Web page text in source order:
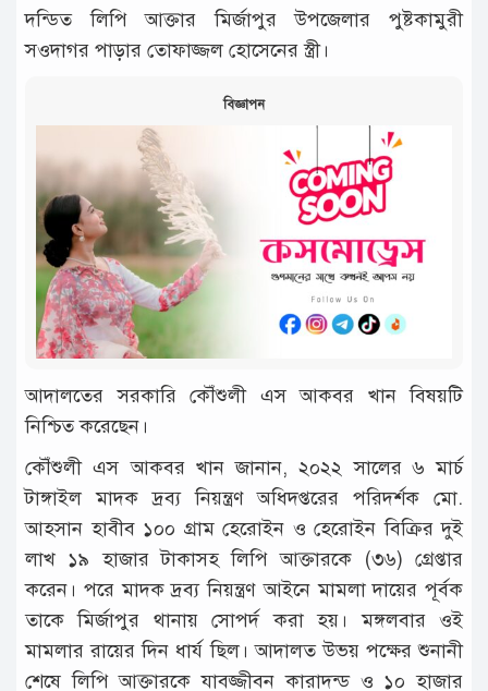
দন্ডিত লিপি আক্তার মির্জাপুর উপজেলার পুষ্টকামুরী
সওদাগর পাড়ার তোফাজ্জল হোসেনের স্ত্রী।
বিজ্ঞাপন
আদালতের সরকারি কৌঁশুলী এস আকবর খান বিষয়টি
নিশ্চিত করেছেন।
কৌঁশুলী এস আকবর খান জানান, ২০২২ সালের ৬ মার্চ
টাঙ্গাইল মাদক দ্রব্য নিয়ন্ত্রণ অধিদপ্তরের পরিদর্শক মো.
আহসান হাবীব ১০০ গ্রাম হেরোইন ও হেরোইন বিক্রির দুই
লাখ ১৯ হাজার টাকাসহ লিপি আক্তারকে (৩৬) গ্রেপ্তার
করেন। পরে মাদক দ্রব্য নিয়ন্ত্রণ আইনে মামলা দায়ের পূর্বক
তাকে মির্জাপুর থানায় সোপর্দ করা হয়। মঙ্গলবার ওই
মামলার রায়ের দিন ধার্য ছিল। আদালত উভয় পক্ষের শুনানী
শেষে লিপি আক্তারকে যাবজ্জীবন কারাদন্ড ও ১০ হাজার